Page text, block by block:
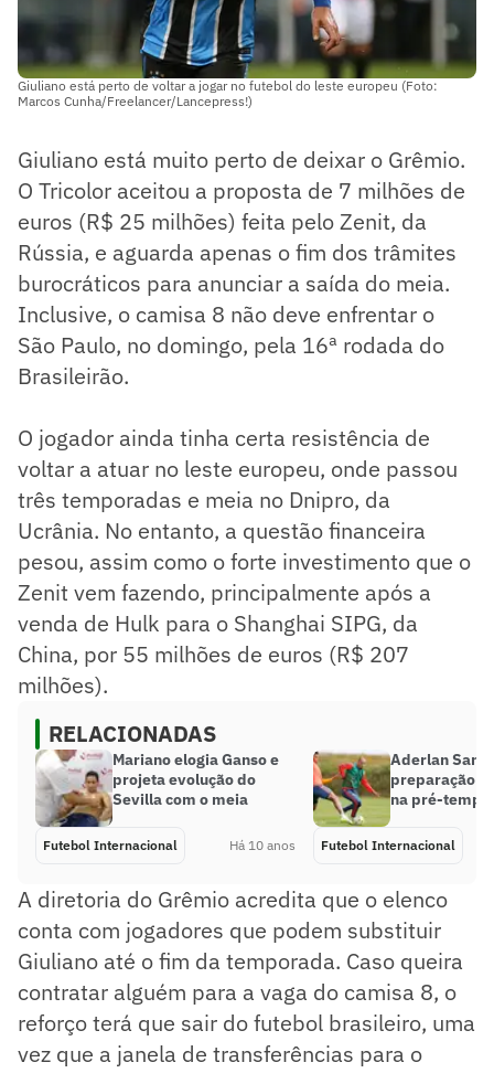
Giuliano está perto de voltar a jogar no futebol do leste europeu (Foto:
Marcos Cunha/Freelancer/Lancepress!)
Giuliano está muito perto de deixar o Grêmio.
O Tricolor aceitou a proposta de 7 milhões de
euros (R$ 25 milhões) feita pelo Zenit, da
Rússia, e aguarda apenas o fim dos trâmites
burocráticos para anunciar a saída do meia.
Inclusive, o camisa 8 não deve enfrentar o
São Paulo, no domingo, pela 16ª rodada do
Brasileirão.
O jogador ainda tinha certa resistência de
voltar a atuar no leste europeu, onde passou
três temporadas e meia no Dnipro, da
Ucrânia. No entanto, a questão financeira
pesou, assim como o forte investimento que o
Zenit vem fazendo, principalmente após a
venda de Hulk para o Shanghai SIPG, da
China, por 55 milhões de euros (R$ 207
milhões).
RELACIONADAS
Mariano elogia Ganso e
projeta evolução do
Sevilla com o meia
Futebol Internacional Há 10 anos
Aderlan
preparação
na pré-
Futebol Internacional
A diretoria do Grêmio acredita que o elenco
conta com jogadores que podem substituir
Giuliano até o fim da temporada. Caso queira
contratar alguém para a vaga do camisa 8, o
reforço terá que sair do futebol brasileiro, uma
vez que a janela de transferências para o